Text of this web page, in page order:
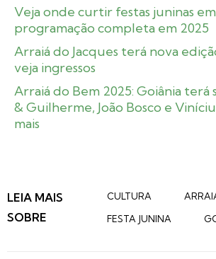
Veja onde curtir festas juninas
programação completa em 2025
Arraiá do Jacques terá nova
veja ingressos
Arraiá do Bem 2025: Goiânia terá
& Guilherme, João Bosco e
mais
LEIA MAIS
SOBRE
CULTURA
FESTA JUNINA